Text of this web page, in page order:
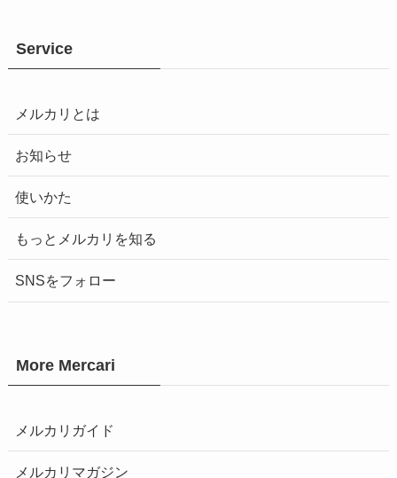
Service
メルカリとは
お知らせ
使いかた
もっとメルカリを知る
SNSをフォロー
More Mercari
メルカリガイド
メルカリマガジン